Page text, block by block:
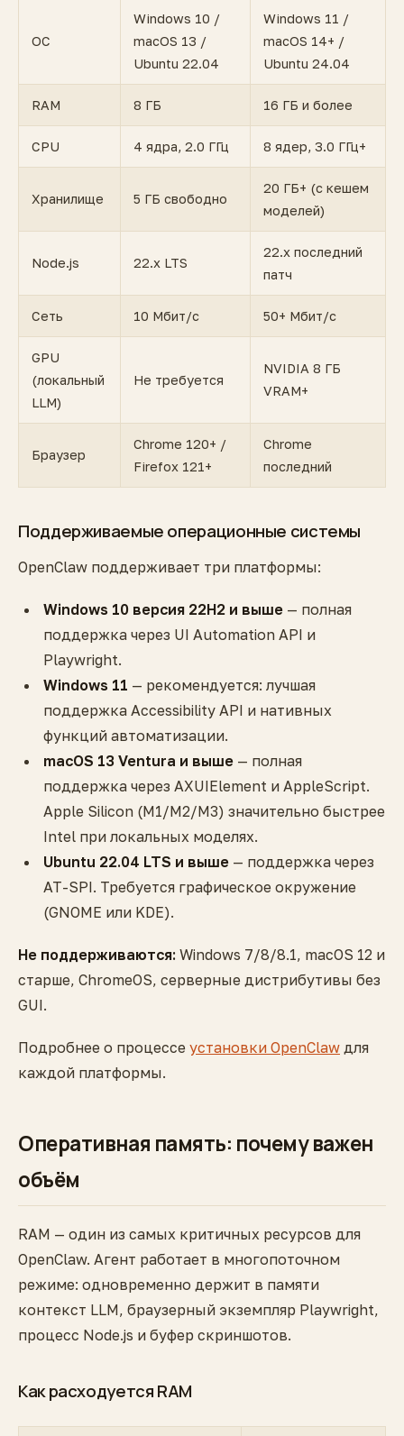
ОС
Windows 10 /
macOS 13 /
Ubuntu 22.04
Windows 11 /
macOS 14+ /
Ubuntu 24.04
RAM 8 ГБ 16 ГБ и более
CPU 4 ядра, 2.0 ГГц 8 ядер, 3.0 ГГц+
Хранилище 5 ГБ свободно
20 ГБ+ (с кешем
моделей)
Node.js 22.x LTS
22.x последний
патч
Сеть 10 Мбит/с 50+ Мбит/с
GPU
(локальный
LLM)
Не требуется
NVIDIA 8 ГБ
VRAM+
Браузер
Chrome 120+ /
Firefox 121+
Chrome
последний
Поддерживаемые операционные системы
OpenClaw поддерживает три платформы:
Windows 10 версия 22H2 и выше — полная
поддержка через UI Automation API и
Playwright.
Windows 11 — рекомендуется: лучшая
поддержка Accessibility API и нативных
функций автоматизации.
macOS 13 Ventura и выше — полная
поддержка через AXUIElement и AppleScript.
Apple Silicon (M1/M2/M3) значительно быстрее
Intel при локальных моделях.
Ubuntu 22.04 LTS и выше — поддержка через
AT-SPI. Требуется графическое окружение
(GNOME или KDE).
Не поддерживаются: Windows 7/8/8.1, macOS 12 и
старше, ChromeOS, серверные дистрибутивы без
GUI.
Подробнее о процессе установки OpenClaw для
каждой платформы.
Оперативная память: почему важен
объём
RAM — один из самых критичных ресурсов для
OpenClaw. Агент работает в многопоточном
режиме: одновременно держит в памяти
контекст LLM, браузерный экземпляр Playwright,
процесс Node.js и буфер скриншотов.
Как расходуется RAM